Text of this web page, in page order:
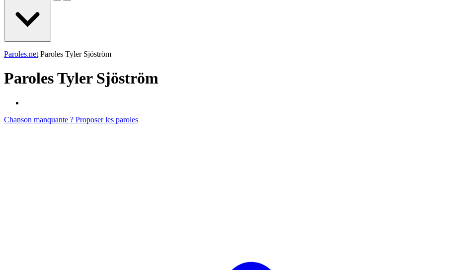
Paroles.net Paroles Tyler Sjöström
ParolesTyler Sjöström
Chanson manquante ? Proposer les paroles